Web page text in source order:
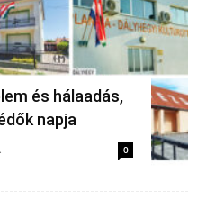
és hálaadás,
napja
0